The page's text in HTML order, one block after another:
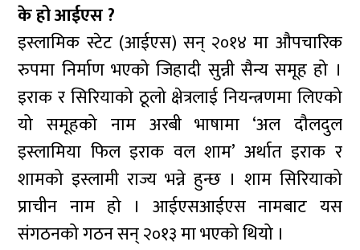
के हो आईएस ?
इस्लामिक स्टेट (आईएस) सन् २०१४ मा औपचारिक
रुपमा निर्माण भएको जिहादी सुन्नी सैन्य समूह हो ।
इराक र सिरियाको ठूलो क्षेत्रलाई नियन्त्रणमा लिएको
यो समूहको नाम अरबी भाषामा ‘अल दौलदुल
इस्लामिया फिल इराक वल शाम’ अर्थात इराक र
शामको इस्लामी राज्य भन्ने हुन्छ । शाम सिरियाको
प्राचीन नाम हो । आईएसआईएस नामबाट यस
संगठनको गठन सन् २०१३ मा भएको थियो ।